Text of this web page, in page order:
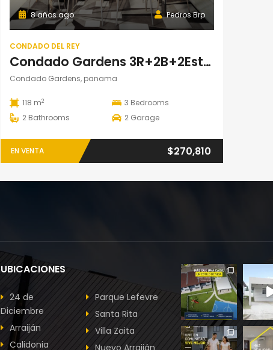
Pedros Brp
8 años ago
CONDADO DEL REY
Condado Gardens 3R+2B+2Estac. Torre 100
Condado Gardens, panama
118 m2 3 Bedrooms
2 Bathrooms 2 Garage
EN VENTA $270,810
UBICACIONES
24 de
Diciembre
Arraiján
Calidonia
Parque Lefevre
Santa Rita
Villa Zaita
Nuevo Arraiján